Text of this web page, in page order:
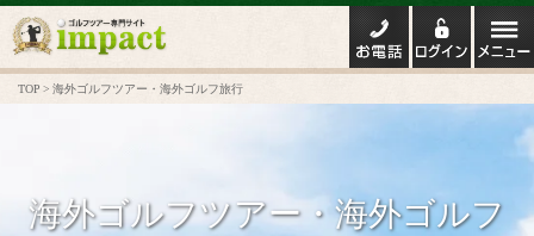
TOP 海外ゴルフツアー・海外ゴルフ旅行
海外ゴルフツアー・海外ゴルフ